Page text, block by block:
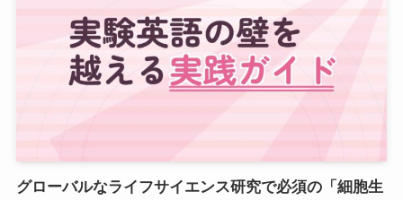
グローバルなライフサイエンス研究で必須の「細胞生